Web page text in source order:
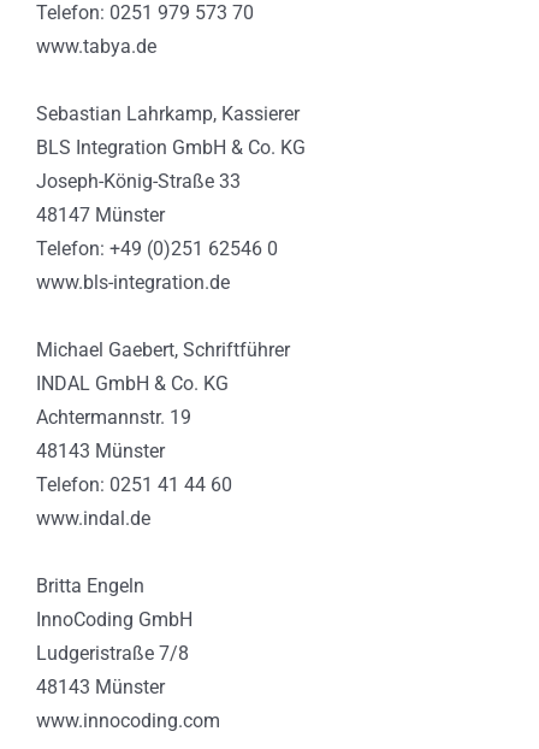
Telefon: 0251 979 573 70
www.tabya.de
Sebastian Lahrkamp, Kassierer
BLS Integration GmbH & Co. KG
Joseph-König-Straße 33
48147 Münster
Telefon: +49 (0)251 62546 0
www.bls-integration.de
Michael Gaebert, Schriftführer
INDAL GmbH & Co. KG
Achtermannstr. 19
48143 Münster
Telefon: 0251 41 44 60
www.indal.de
Britta Engeln
InnoCoding GmbH
Ludgeristraße 7/8
48143 Münster
www.innocoding.com